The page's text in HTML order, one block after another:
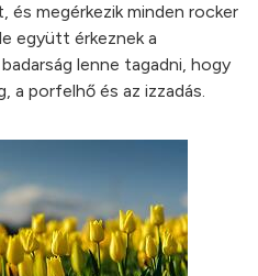
és megérkezik minden rocker
együtt érkeznek a
lenne tagadni, hogy
a porfelhő és az izzadás.